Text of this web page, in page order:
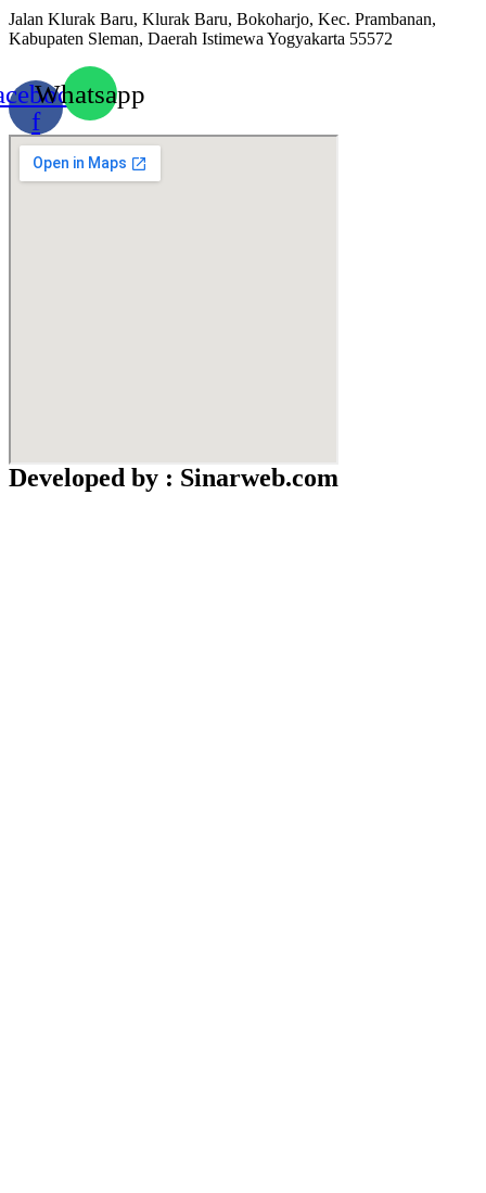
Jalan Klurak Baru, Klurak Baru, Bokoharjo, Kec. Prambanan,
Kabupaten Sleman, Daerah Istimewa Yogyakarta 55572
f
Whatsapp
Developed by : Sinarweb.com